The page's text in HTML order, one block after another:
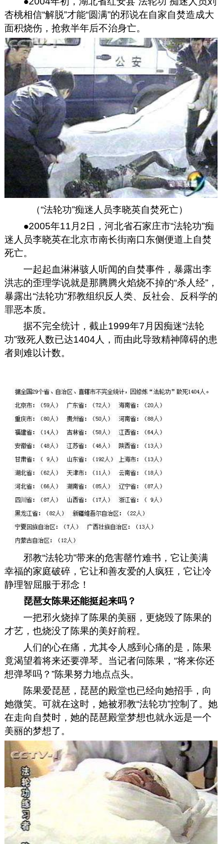
杏桃相信“解脱”才能“圆满”的邪说在自家自焚造成大
面积烧伤，抢救半年后不治身亡。
（“法轮功”痴迷人员李晓英自焚死亡）
●2005年11月2日，河北省石家庄市“法轮功”痴
迷人员李晓英在北京市南长街南口东侧便道上自焚
死亡。
一起起血淋淋骇人听闻的自焚事件，暴露出李
洪志的歪理学说就是那腾腾火焰烧不掉的“杀人经”，
暴露出“法轮功”邪教组织反人类、反社会、反科学的
罪恶本质。
据不完全统计，截止1999年7月因痴迷“法轮
功”致死人数已达1404人，而由此导致精神障碍的患
者则难以计数。
邪教“法轮功”带来的危害罄竹难书，它让美满
幸福的家庭破碎，它让和善友爱的人疯狂，它让冷
静理智屈服于邪念！
琵琶女陈果还能挺起来吗？
一把邪火烧掉了陈果的美丽，更烧毁了陈果的
才艺，也烧没了陈果的美好前程。
人们的心在痛，尤其令人感到心痛的是，陈果
竟渴望着将来还要弹琴。当记者问陈果，“将来你还
想弹琴吗？”陈果努力地点点头。
陈果爱琵琶，琵琶的殿堂也已经向她招手，向
她微笑。可就在这时，她被邪教“法轮功”控制了。她
在走向自焚时，她的琵琶殿堂梦想也就永远是一个
美丽的梦想了。